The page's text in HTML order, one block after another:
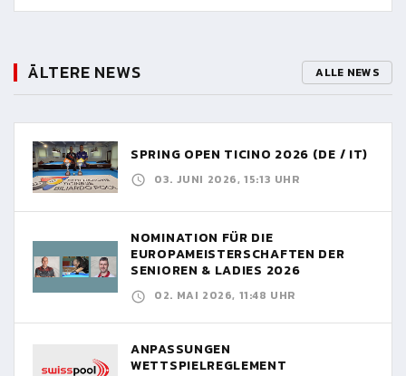
ÄLTERE NEWS ALLE NEWS
SPRING OPEN TICINO 2026 (DE / IT)
03. JUNI 2026, 15:13 UHR
NOMINATION FÜR DIE
EUROPAMEISTERSCHAFTEN DER
SENIOREN & LADIES 2026
02. MAI 2026, 11:48 UHR
ANPASSUNGEN
WETTSPIELREGLEMENT